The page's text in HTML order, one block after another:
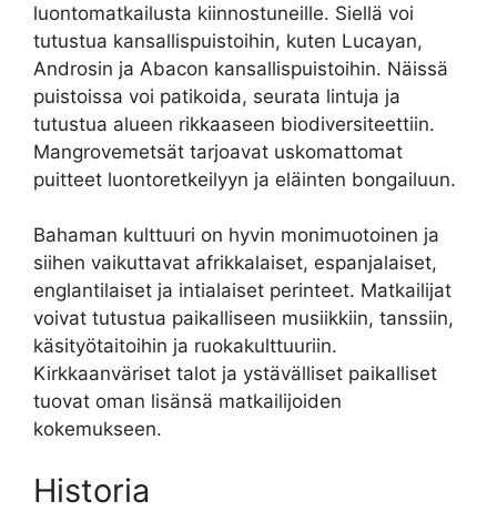
luontomatkailusta kiinnostuneille. Siellä voi
tutustua kansallispuistoihin, kuten Lucayan,
Androsin ja Abacon kansallispuistoihin. Näissä
puistoissa voi patikoida, seurata lintuja ja
tutustua alueen rikkaaseen biodiversiteettiin.
Mangrovemetsät tarjoavat uskomattomat
puitteet luontoretkeilyyn ja eläinten bongailuun.
Bahaman kulttuuri on hyvin monimuotoinen ja
siihen vaikuttavat afrikkalaiset, espanjalaiset,
englantilaiset ja intialaiset perinteet. Matkailijat
voivat tutustua paikalliseen musiikkiin, tanssiin,
käsityötaitoihin ja ruokakulttuuriin.
Kirkkaanväriset talot ja ystävälliset paikalliset
tuovat oman lisänsä matkailijoiden
kokemukseen.
Historia